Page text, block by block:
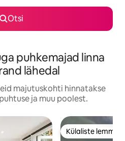
Otsi
puhkemajad linna
lähedal
majutuskohti hinnatakse
ja muu poolest.
Külaliste lemmik
Külaliste lemmik